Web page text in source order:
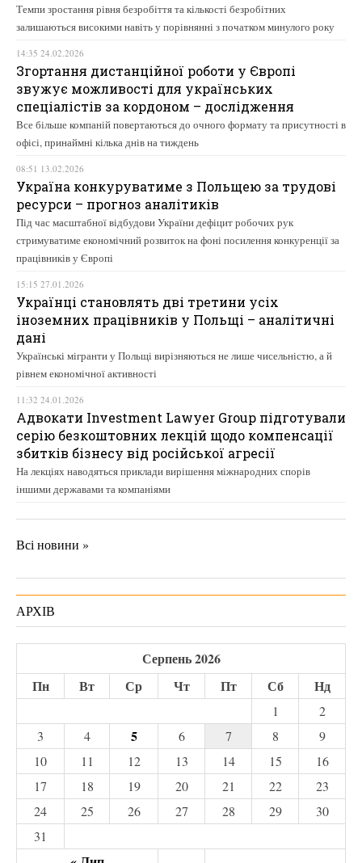
Темпи зростання рівня безробіття та кількості безробітних
залишаються високими навіть у порівнянні з початком минулого року
14:35 24.02.2026
Згортання дистанційної роботи у Європі
звужує можливості для українських
спеціалістів за кордоном – дослідження
Все більше компаній повертаються до очного формату та присутності в
офісі, принаймні кілька днів на тиждень
08:51 13.02.2026
Україна конкуруватиме з Польщею за трудові
ресурси – прогноз аналітиків
Під час масштабної відбудови України дефіцит робочих рук
стримуватиме економічний розвиток на фоні посилення конкуренції за
працівників у Європі
15:15 27.01.2026
Українці становлять дві третини усіх
іноземних працівників у Польщі – аналітичні
дані
Українські мігранти у Польщі вирізняються не лише чисельністю, а й
рівнем економічної активності
11:32 24.01.2026
Адвокати Investment Lawyer Group підготували
серію безкоштовних лекцій щодо компенсації
збитків бізнесу від російської агресії
На лекціях наводяться приклади вирішення міжнародних спорів
іншими державами та компаніями
Всі новини »
АРХІВ
Серпень 2026
Пн
Вт Ср Чт Пт Сб Нд
1
2
3
4 5 6 7 8
9
10
11 12 13 14 15
16
17
18 19 20 21 22
23
24
25 26 27 28 29
30
31